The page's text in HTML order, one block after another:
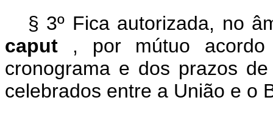
§ 3º Fica autorizada, no
caput , por mútuo
cronograma e dos prazos
celebrados entre a União e o